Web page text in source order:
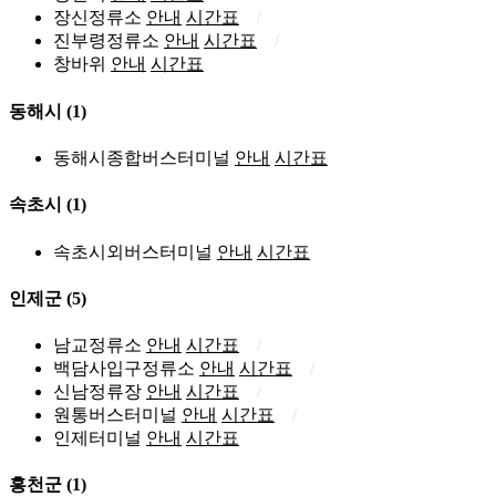
장신정류소 안내 시간표
진부령정류소 안내 시간표
창바위 안내 시간표
동해시 (1)
동해시종합버스터미널 안내 시간표
속초시 (1)
속초시외버스터미널 안내 시간표
인제군 (5)
남교정류소 안내 시간표
백담사입구정류소 안내 시간표
신남정류장 안내 시간표
원통버스터미널 안내 시간표
인제터미널 안내 시간표
홍천군 (1)